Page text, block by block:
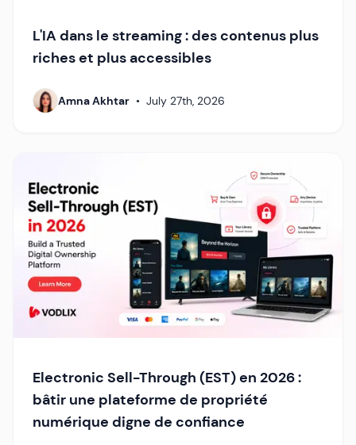
L'IA dans le streaming : des contenus plus
riches et plus accessibles
Amna Akhtar • July 27th, 2026
Electronic Sell-Through (EST) en 2026 :
bâtir une plateforme de propriété
numérique digne de confiance